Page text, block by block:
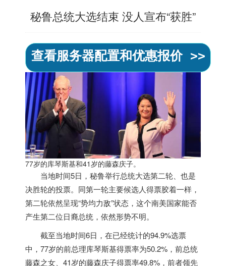
秘鲁总统大选结束 没人宣布“获胜”
查看服务器配置和优惠报价 >>
77岁的库琴斯基和41岁的藤森庆子。
当地时间5日，秘鲁举行总统大选第二轮、也是
决胜轮的投票。同第一轮主要候选人得票胶着一样，
第二轮依然呈现“势均力敌”状态，这个南美国家能否
产生第二位日裔总统，依然形势不明。
截至当地时间6日，在已经统计的94.9%选票
中，77岁的前总理库琴斯基得票率为50.2%，前总统
藤森之女、41岁的藤森庆子得票率49.8%，前者领先